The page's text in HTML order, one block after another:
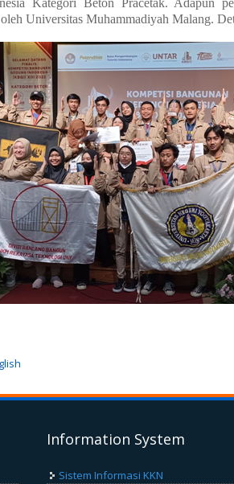
Kategori Beton Pracetak. Adapun
Universitas Muhammadiyah Malang.
Information System
Sistem Informasi KKN